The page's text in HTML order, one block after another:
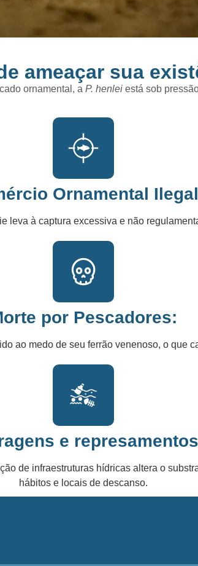
ameaçar sua
ornamental, a P. henleiestá sob
Ornamental Ilegal
leva à captura excessiva e não
por Pescadores:
ao medo de seu ferrão venenoso, o que
e represamentos
de infraestruturas hídricas altera o
hábitos e locais de descanso.